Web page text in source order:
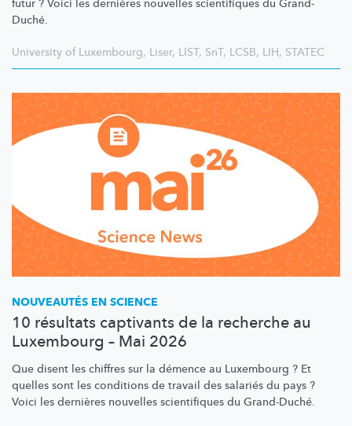
futur ? Voici les dernières nouvelles scientifiques du Grand-
Duché.
University of Luxembourg, Liser, LIST, SnT, LCSB, LIH, STATEC
NOUVEAUTÉS EN SCIENCE
10 résultats captivants de la recherche au
Luxembourg – Mai 2026
Que disent les chiffres sur la démence au Luxembourg ? Et
quelles sont les conditions de travail des salariés du pays ?
Voici les dernières nouvelles scientifiques du Grand-Duché.